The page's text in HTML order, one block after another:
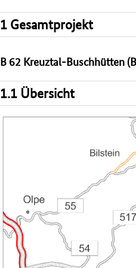
1 Gesamtprojekt
B 62 Kreuztal-Buschhütten
1.1 Übersicht